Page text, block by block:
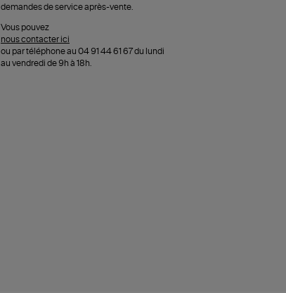
demandes de service après-vente.
Vous pouvez
nous contacter ici
ou par téléphone au 04 91 44 61 67 du lundi
au vendredi de 9h à 18h.